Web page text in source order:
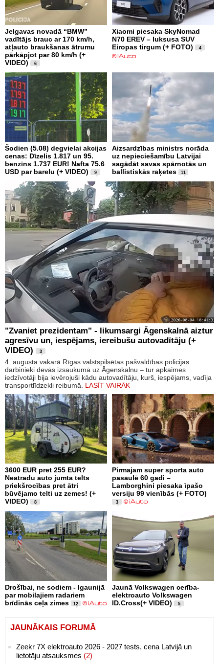
Jelgavas novadā “BMW”
vadītājs brauc ar 170 km/h,
atļauto braukšanas ātrumu
pārkāpjot par 80 km/h (+
VIDEO)
6
Xiaomi piesaka SkyNomad
N70 EREV – luksusa SUV
Eiropas tirgum (+ FOTO)
4
Šodien (5.08) degvielai akcijas
cenas: Dīzelis 1.817 un 95.
benzīns 1.737 EUR! Nafta 75.6
USD par barelu (+ VIDEO)
9
Aizsardzības ministrs norāda
uz nepieciešamību Latvijai
sagādāt savas spārnotās un
ballistiskās raķetes
11
"Zvaniet prezidentam" - likumsargi Āgenskalnā aiztur
agresīvu un, iespējams, iereibušu autovadītāju (+
VIDEO)
3
4. augusta vakarā Rīgas valstspilsētas pašvaldības policijas
darbinieki devās izsaukumā uz Āgenskalnu – tur apkaimes
iedzīvotāji bija ievērojuši kādu autovadītāju, kurš, iespējams, vadīja
transportlīdzekli reibumā. LASĪT VAIRĀK
3600 EUR pret 255 EUR?
Neatradu auto jumta telts
priekšrocības pret ātri
būvējamo telti uz zemes! (+
VIDEO)
8
Pirmajam super sporta auto
pasaulē 60 gadi –
Lamborghini piesaka īpašo
versiju 99 vienībās (+ FOTO)
3
Drošībai, ne sodiem - Igaunijā
par mobilajiem radariem
brīdinās ceļa zimes
12
Jaunā Volkswagen cerība-
elektroauto Volkswagen
ID.Cross(+ VIDEO)
5
JAUNĀKAIS FORUMĀ
Zeekr 7X elektroauto 2026 - 2027 tests, cena Latvijā un
lietotāju atsauksmes (2)